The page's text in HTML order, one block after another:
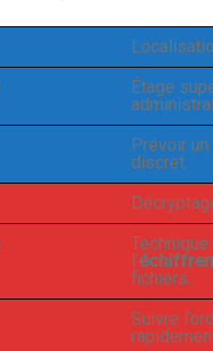
Étage
Prévoir
discret.
l’
fichiers.
Suivre